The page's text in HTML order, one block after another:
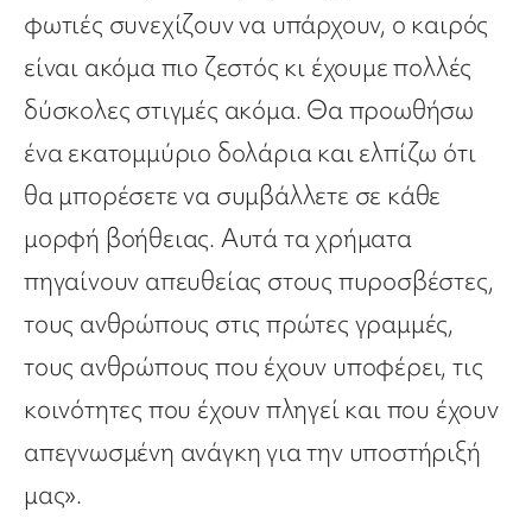
φωτιές συνεχίζουν να υπάρχουν, ο καιρός
είναι ακόμα πιο ζεστός κι έχουμε πολλές
δύσκολες στιγμές ακόμα. Θα προωθήσω
ένα εκατομμύριο δολάρια και ελπίζω ότι
θα μπορέσετε να συμβάλλετε σε κάθε
μορφή βοήθειας. Αυτά τα χρήματα
πηγαίνουν απευθείας στους πυροσβέστες,
τους ανθρώπους στις πρώτες γραμμές,
τους ανθρώπους που έχουν υποφέρει, τις
κοινότητες που έχουν πληγεί και που έχουν
απεγνωσμένη ανάγκη για την υποστήριξή
μας».